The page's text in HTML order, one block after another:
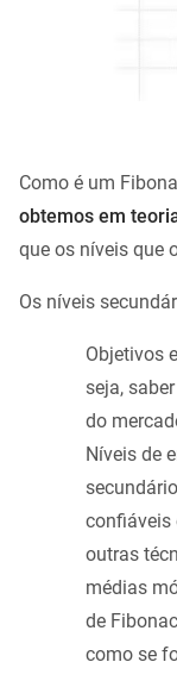
Como é um
obtemos em
que os níveis que
Os níveis
Objetivos
seja,
do
Níveis de
confiáveis
outras
médias
de
como se